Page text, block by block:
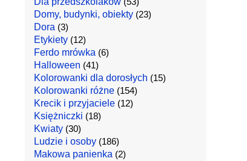
Domy, budynki, obiekty(23)
Dora (3)
Etykiety(12)
Ferdo mrówka (6)
Halloween (41)
Kolorowanki dla dorosłych (15)
Kolorowanki różne(154)
Krecik i przyjaciele(12)
Księżniczki (18)
Kwiaty(30)
Ludzie i osoby(186)
Makowa panienka (2)